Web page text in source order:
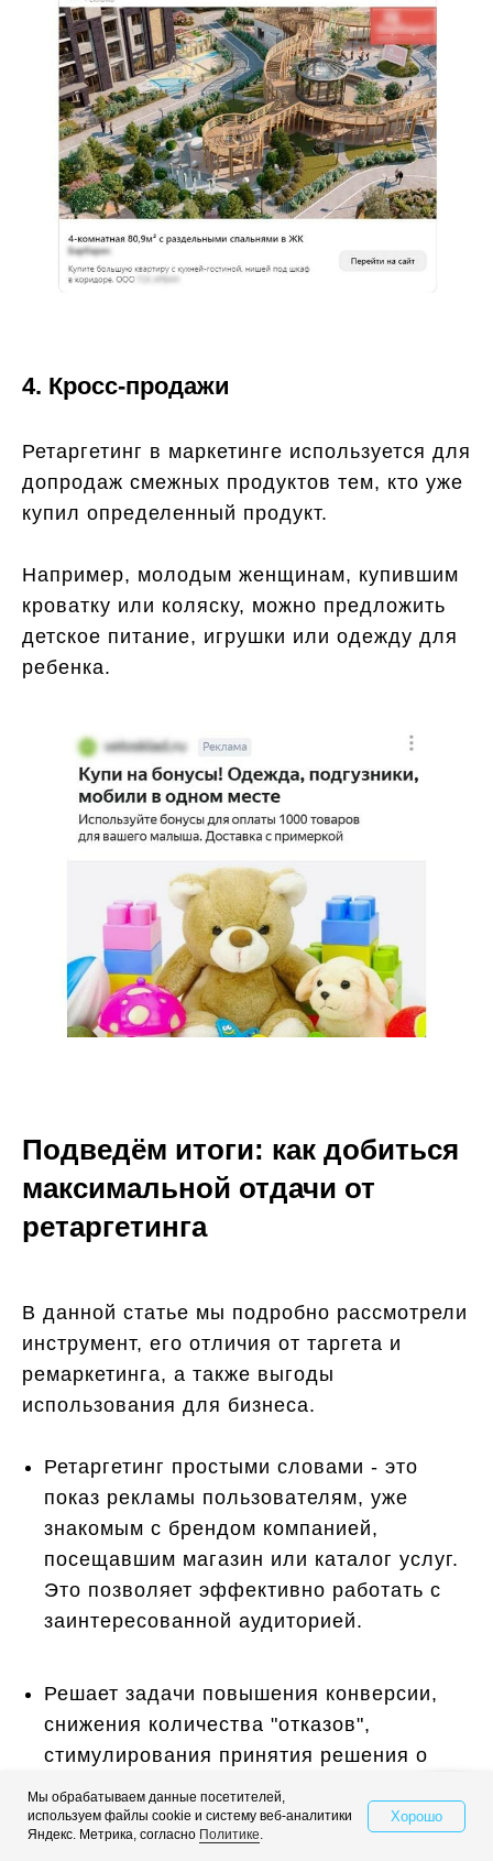
4. Кросс-продажи
Ретаргетинг в маркетинге используется для
допродаж смежных продуктов тем, кто уже
купил определенный продукт.
Например, молодым женщинам, купившим
кроватку или коляску, можно предложить
детское питание, игрушки или одежду для
ребенка.
Подведём итоги: как добиться
максимальной отдачи от
ретаргетинга
В данной статье мы подробно рассмотрели
инструмент, его отличия от таргета и
ремаркетинга, а также выгоды
использования для бизнеса.
Ретаргетинг простыми словами - это
показ рекламы пользователям, уже
знакомым с брендом компанией,
посещавшим магазин или каталог услуг.
Это позволяет эффективно работать с
заинтересованной аудиторией.
Решает задачи повышения конверсии,
снижения количества "отказов",
стимулирования принятия решения о
покупке, кросс-продаж и повышения
лояльности.
Свяжитесь с нами
Мы обрабатываем данные посетителей,
используем файлы cookie и систему веб-аналитики
Яндекс. Метрика, согласно Политике.
Хорошо